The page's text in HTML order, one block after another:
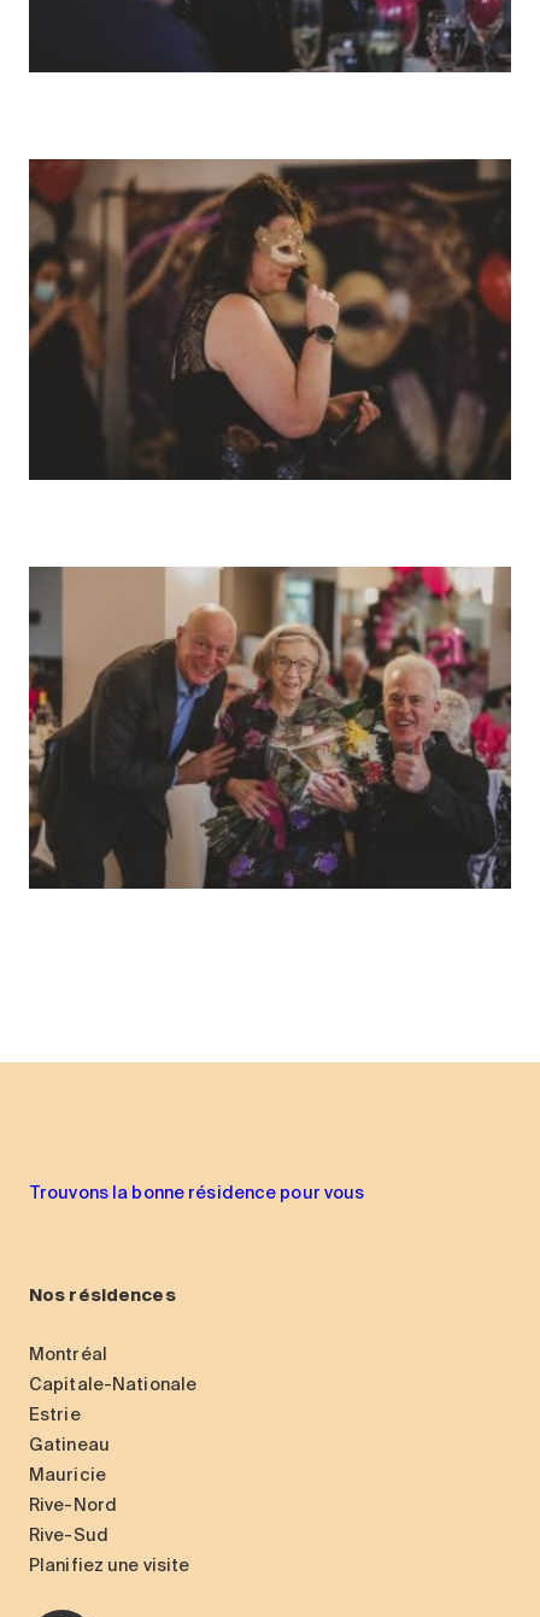
Trouvons la bonne résidence pour vous
Nos résidences
Montréal
Capitale-Nationale
Estrie
Gatineau
Mauricie
Rive-Nord
Rive-Sud
Planifiez une visite